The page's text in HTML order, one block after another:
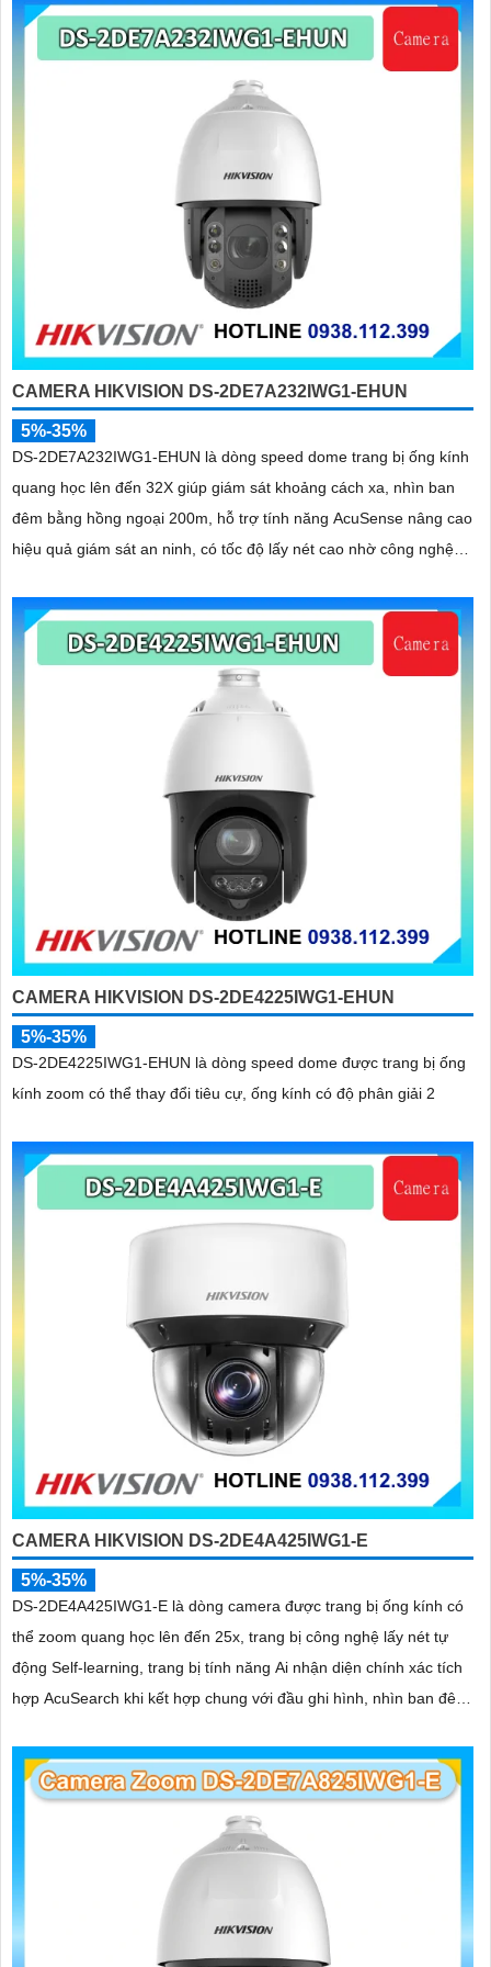
CAMERA HIKVISION DS-2DE7A232IWG1-EHUN
5%-35%
DS-2DE7A232IWG1-EHUN là dòng speed dome trang bị ống kính
quang học lên đến 32X giúp giám sát khoảng cách xa, nhìn ban
đêm bằng hồng ngoại 200m, hỗ trợ tính năng AcuSense nâng cao
hiệu quả giám sát an ninh, có tốc độ lấy nét cao nhờ công nghệ
CAMERA HIKVISION DS-2DE4225IWG1-EHUN
5%-35%
DS-2DE4225IWG1-EHUN là dòng speed dome được trang bị ống
kính zoom có thể thay đổi tiêu cự, ống kính có độ phân giải 2
CAMERA HIKVISION DS-2DE4A425IWG1-E
5%-35%
DS-2DE4A425IWG1-E là dòng camera được trang bị ống kính có
thể zoom quang học lên đến 25x, trang bị công nghệ lấy nét tự
động Self-learning, trang bị tính năng Ai nhận diện chính xác tích
hợp AcuSearch khi kết hợp chung với đầu ghi hình, nhìn ban đêm